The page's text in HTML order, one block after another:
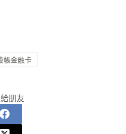
帳金融卡
朋友